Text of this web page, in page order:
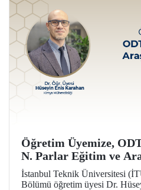
Öğretim Üyemize,
N. Parlar Eğitim ve
Araştırma Teşvik
İstanbul Teknik Üniversitesi
Bölümü öğretim üyesi Dr.